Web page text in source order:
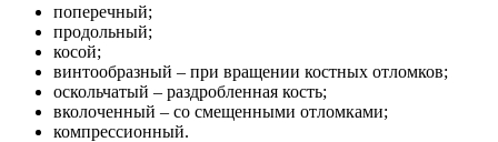
поперечный;
продольный;
косой;
винтообразный – при вращении костных отломков;
оскольчатый – раздробленная кость;
вколоченный – со смещенными отломками;
компрессионный.